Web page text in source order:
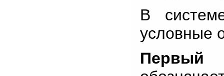
В
условные
Первый